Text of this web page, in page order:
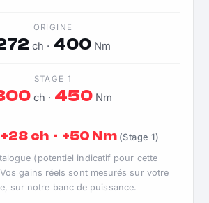
ORIGINE
ch · 400Nm
STAGE 1
ch · 450Nm
ch · +50 Nm (Stage 1)
(potentiel indicatif pour cette
gains réels sont mesurés sur votre
sur notre banc de puissance.